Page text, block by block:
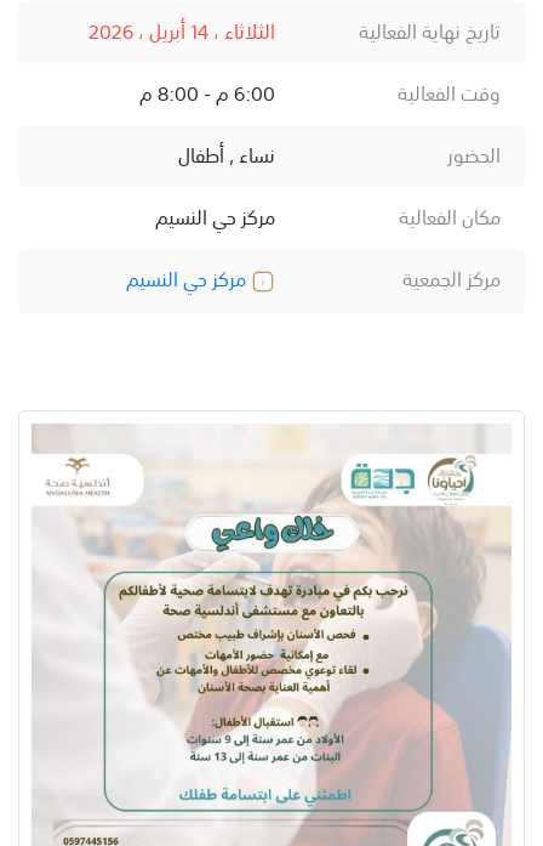
تاريخ نهاية الفعالية
الثلاثاء ، 14 أبريل ، 2026
وقت الفعالية
6:00 م - 8:00 م
الحضور
نساء , أطفال
مكان الفعالية
مركز حي النسيم
مركز الجمعية
مركز حي النسيم